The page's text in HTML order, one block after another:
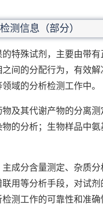
检测信息（部分）
特殊试剂，主要由带
间的分配行为，有效
域的分析检测工作中。
及其代谢产物的分离
的分析；生物样品中
成分含量测定、杂质
用等分析手段，对试
测工作的可靠性和准确